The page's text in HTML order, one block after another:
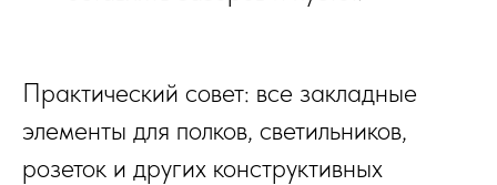
Практический совет: все закладные
элементы для полков, светильников,
розеток и других конструктивных